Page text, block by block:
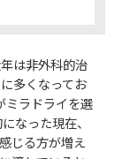
は非外科的治
多くなってお
ミラドライを選
なった現在、
じる方が増え